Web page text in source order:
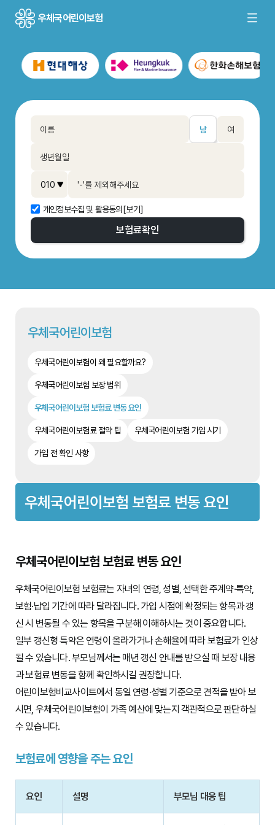
우체국어린이보험
남 여
개인정보수집 및 활용동의[보기]
보험료확인
우체국어린이보험
우체국어린이보험이 왜 필요할까요?
우체국어린이보험 보장 범위
우체국어린이보험 보험료 변동 요인
우체국어린이보험료 절약 팁 우체국어린이보험 가입 시기
가입 전 확인 사항
우체국어린이보험 보험료 변동 요인
우체국어린이보험 보험료 변동 요인
우체국어린이보험 보험료는 자녀의 연령, 성별, 선택한 주계약·특약,
보험·납입 기간에 따라 달라집니다. 가입 시점에 확정되는 항목과 갱
신 시 변동될 수 있는 항목을 구분해 이해하시는 것이 중요합니다.
일부 갱신형 특약은 연령이 올라가거나 손해율에 따라 보험료가 인상
될 수 있습니다. 부모님께서는 매년 갱신 안내를 받으실 때 보장 내용
과 보험료 변동을 함께 확인하시길 권장합니다.
어린이보험비교사이트에서 동일 연령·성별 기준으로 견적을 받아 보
시면, 우체국어린이보험이 가족 예산에 맞는지 객관적으로 판단하실
수 있습니다.
보험료에 영향을 주는 요인
요인 설명 부모님 대응 팁